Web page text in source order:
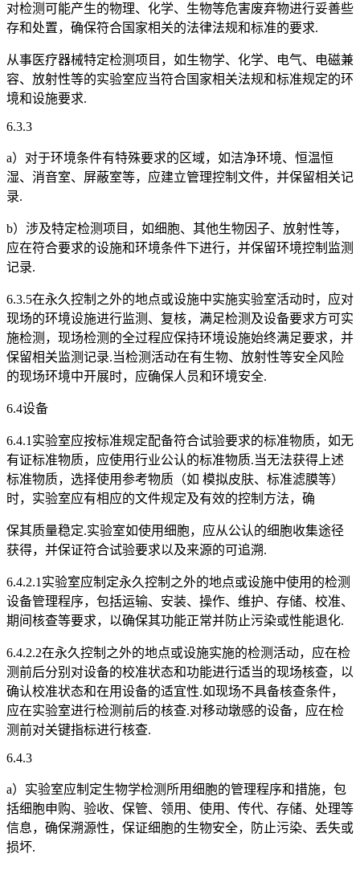
对检测可能产生的物理、化学、生物等危害废弃物进行妥善些
存和处置，确保符合国家相关的法律法规和标准的要求.
从事医疗器械特定检测项目，如生物学、化学、电气、电磁兼
容、放射性等的实验室应当符合国家相关法规和标准规定的环
境和设施要求.
6.3.3
a）对于环境条件有特殊要求的区域，如洁净环境、恒温恒
湿、消音室、屏蔽室等，应建立管理控制文件，并保留相关记
录.
b）涉及特定检测项目，如细胞、其他生物因子、放射性等，
应在符合要求的设施和环境条件下进行，并保留环境控制监测
记录.
6.3.5在永久控制之外的地点或设施中实施实验室活动时，应对
现场的环境设施进行监测、复核，满足检测及设备要求方可实
施检测，现场检测的全过程应保持环境设施始终满足要求，并
保留相关监测记录.当检测活动在有生物、放射性等安全风险
的现场环境中开展时，应确保人员和环境安全.
6.4设备
6.4.1实验室应按标准规定配备符合试验要求的标准物质，如无
有证标准物质，应使用行业公认的标准物质.当无法获得上述
标准物质，选择使用参考物质（如 模拟皮肤、标准滤膜等）
时，实验室应有相应的文件规定及有效的控制方法，确
保其质量稳定.实验室如使用细胞，应从公认的细胞收集途径
获得，并保证符合试验要求以及来源的可追溯.
6.4.2.1实验室应制定永久控制之外的地点或设施中使用的检测
设备管理程序，包括运输、安装、操作、维护、存储、校准、
期间核查等要求，以确保其功能正常并防止污染或性能退化.
6.4.2.2在永久控制之外的地点或设施实施的检测活动，应在检
测前后分别对设备的校准状态和功能进行适当的现场核查，以
确认校准状态和在用设备的适宜性.如现场不具备核查条件，
应在实验室进行检测前后的核查.对移动墩感的设备，应在检
测前对关键指标进行核查.
6.4.3
a）实验室应制定生物学检测所用细胞的管理程序和措施，包
括细胞申购、验收、保管、领用、使用、传代、存储、处理等
信息，确保溯源性，保证细胞的生物安全，防止污染、丢失或
损坏.